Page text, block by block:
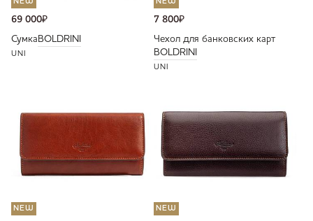
NEW
69 000₽
Сумка BOLDRINI
UNI
NEW
7 800₽
Чехол для банковских карт
BOLDRINI
UNI
NEW NEW